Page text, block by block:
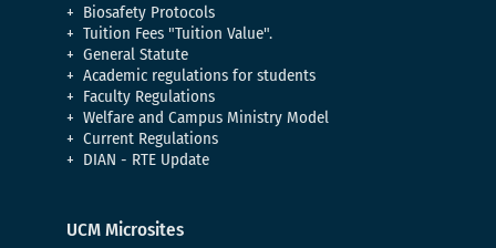
Biosafety Protocols
Tuition Fees "Tuition Value".
General Statute
Academic regulations for students
Faculty Regulations
Welfare and Campus Ministry Model
Current Regulations
DIAN - RTE Update
UCM Microsites